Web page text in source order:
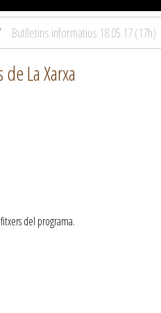
Butlletins informatius 18.05.17 (17h)
La Xarxa
del programa.